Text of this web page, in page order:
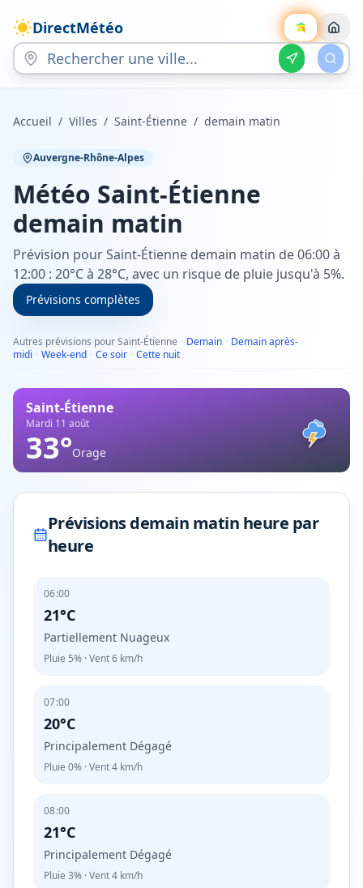
DirectMétéo
Accueil / Villes / Saint-Étienne / demain matin
Auvergne-Rhône-Alpes
Météo Saint-Étienne
demain matin
Prévision pour Saint-Étienne demain matin de 06:00 à
12:00 : 20°C à 28°C, avec un risque de pluie jusqu'à 5%.
Prévisions complètes
Autres prévisions pour Saint-Étienne · Demain · Demain après-
midi · Week-end · Ce soir · Cette nuit
Saint-Étienne
Mardi 11 août
33°Orage
Prévisions demain matin heure par
heure
06:00
21°C
Partiellement Nuageux
Pluie 5% · Vent6 km/h
07:00
20°C
Principalement Dégagé
Pluie 0% · Vent4 km/h
08:00
21°C
Principalement Dégagé
Pluie 3% · Vent4 km/h